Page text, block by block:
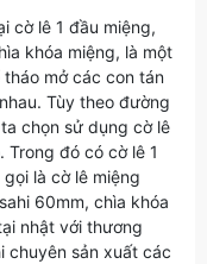
cờ lê 1 đầu miệng,
khóa miệng, là một
mở các con tán
Tùy theo đường
chọn sử dụng cờ lê
đó có cờ lê 1
là cờ lê miệng
60mm, chìa khóa
nhật với thương
chuyên sản xuất các